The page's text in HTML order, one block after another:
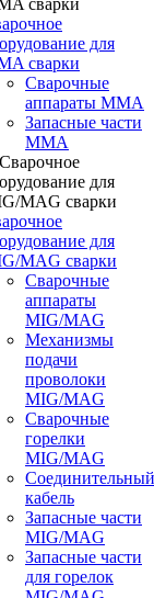
для
сварки
Сварочные
аппараты MMA
Запасные части
MMA
для
MAG сварки
Сварочные
аппараты
MIG/MAG
Механизмы
подачи
проволоки
MIG/MAG
Сварочные
горелки
MIG/MAG
Соединительный
кабель
Запасные части
MIG/MAG
Запасные части
для горелок